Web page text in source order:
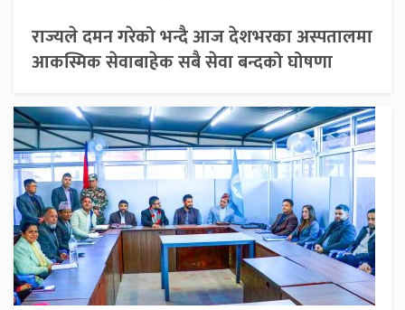
राज्यले दमन गरेको भन्दै आज देशभरका अस्पतालमा
आकस्मिक सेवाबाहेक सबै सेवा बन्दको घोषणा